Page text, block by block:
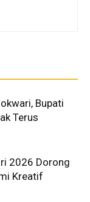
Bupati
Terus
2026 Dorong
Kreatif